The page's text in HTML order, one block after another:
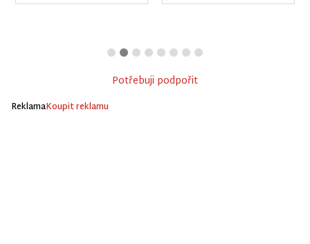
Potřebuji podpořit
ReklamaKoupit reklamu